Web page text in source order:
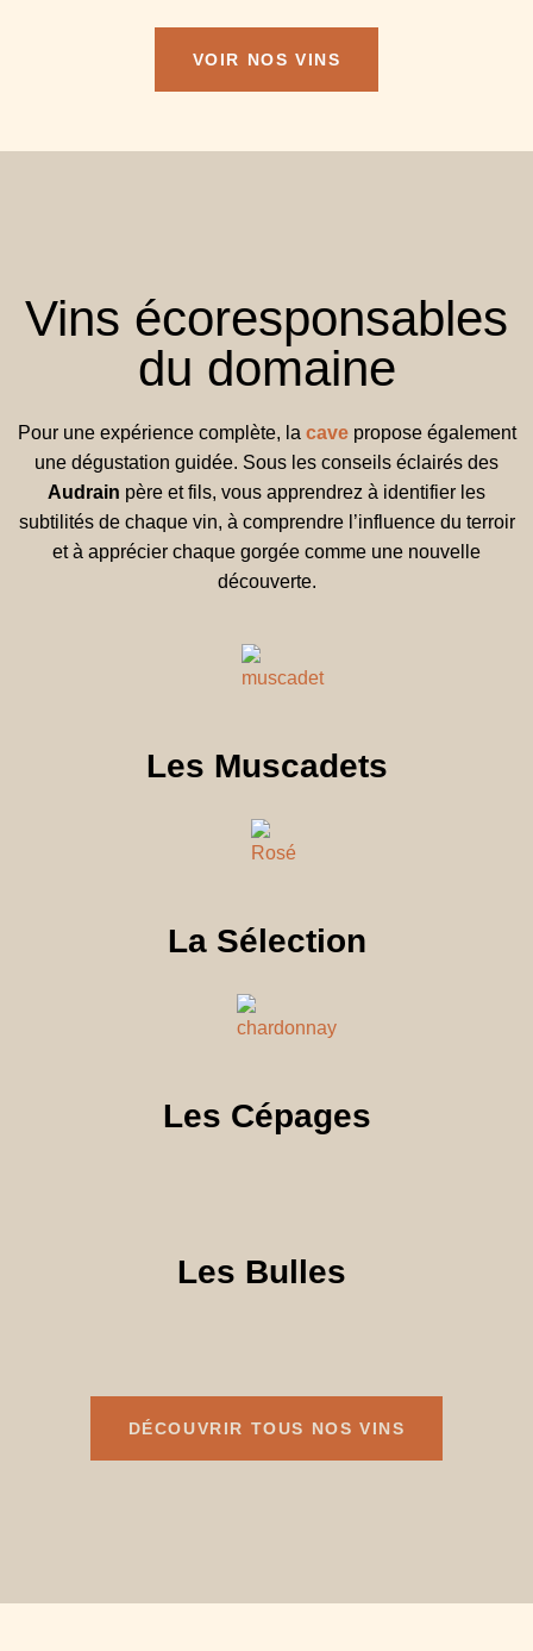
VOIR NOS VINS
Vins écoresponsables
du domaine
Pour une expérience complète, la cavepropose également
une dégustation guidée. Sous les conseils éclairés des
Audrain père et fils, vous apprendrez à identifier les
subtilités de chaque vin, à comprendre l’influence du terroir
et à apprécier chaque gorgée comme une nouvelle
découverte.
Les Muscadets
La Sélection
Les Cépages
Les Bulles
DÉCOUVRIR TOUS NOS VINS